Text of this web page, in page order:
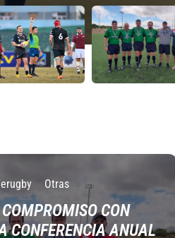
Otras
CON
CONFERENCIA ANUAL